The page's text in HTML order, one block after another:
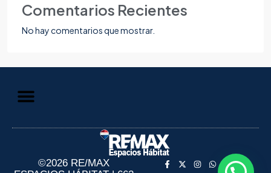
Comentarios Recientes
No hay comentarios que mostrar.
©2026 RE/MAX